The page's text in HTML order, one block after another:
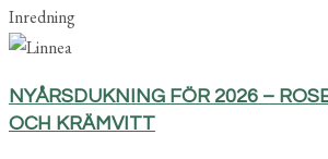
Inredning
NYÅRSDUKNING FÖR 2026 –
OCH KRÄMVITT